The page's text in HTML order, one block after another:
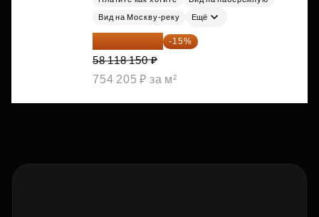
Вид на Москву-реку Ещё
49 400 428 ₽ -15%
58 118 150 ₽
754 205 ₽ за м²